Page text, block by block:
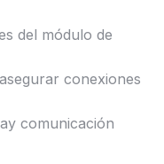
del módulo de
conexiones
comunicación